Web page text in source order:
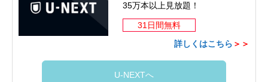
35万本以上見放題！
31日間無料
詳しくはこちら ＞＞
U-NEXTへ